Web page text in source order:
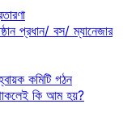
প্রধান/ বস/ ম্যানেজার
কমিটি গঠন
কি আম হয়?